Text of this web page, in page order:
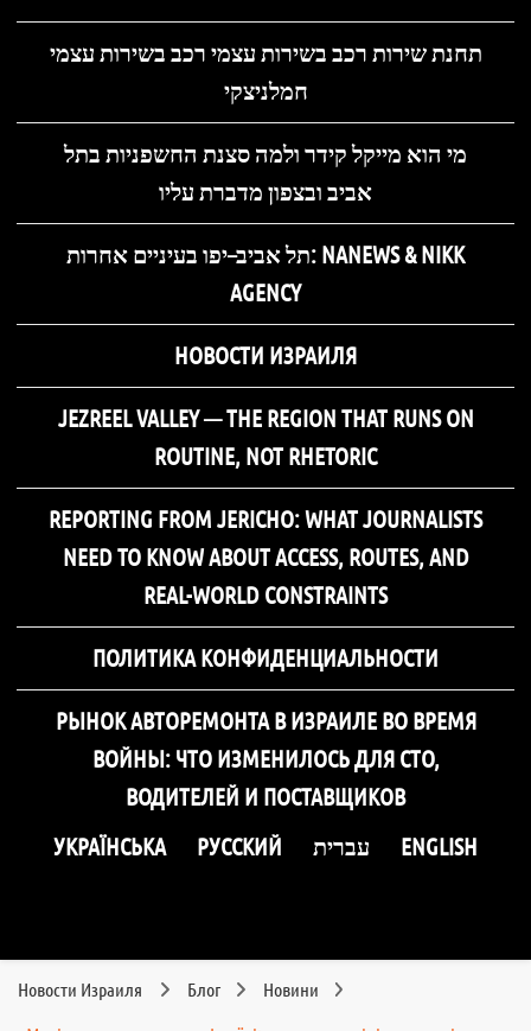
תחנת שירות רכב בשירות עצמי רכב בשירות עצמי
חמלניצקי
מי הוא מייקל קידר ולמה סצנת החשפניות בתל
אביב ובצפון מדברת עליו
תל אביב–יפו בעיניים אחרות: NANEWS & NIKK
AGENCY
НОВОСТИ ИЗРАИЛЯ
JEZREEL VALLEY — THE REGION THAT RUNS ON
ROUTINE, NOT RHETORIC
REPORTING FROM JERICHO: WHAT JOURNALISTS
NEED TO KNOW ABOUT ACCESS, ROUTES, AND
REAL-WORLD CONSTRAINTS
ПОЛИТИКА КОНФИДЕНЦИАЛЬНОСТИ
РЫНОК АВТОРЕМОНТА В ИЗРАИЛЕ ВО ВРЕМЯ
ВОЙНЫ: ЧТО ИЗМЕНИЛОСЬ ДЛЯ СТО,
ВОДИТЕЛЕЙ И ПОСТАВЩИКОВ
УКРАЇНСЬКА
РУССКИЙ עברית ENGLISH
Новости Израиля Блог Новини